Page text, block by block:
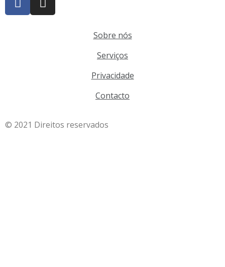
Sobre nós
Serviços
Privacidade
Contacto
© 2021 Direitos reservados